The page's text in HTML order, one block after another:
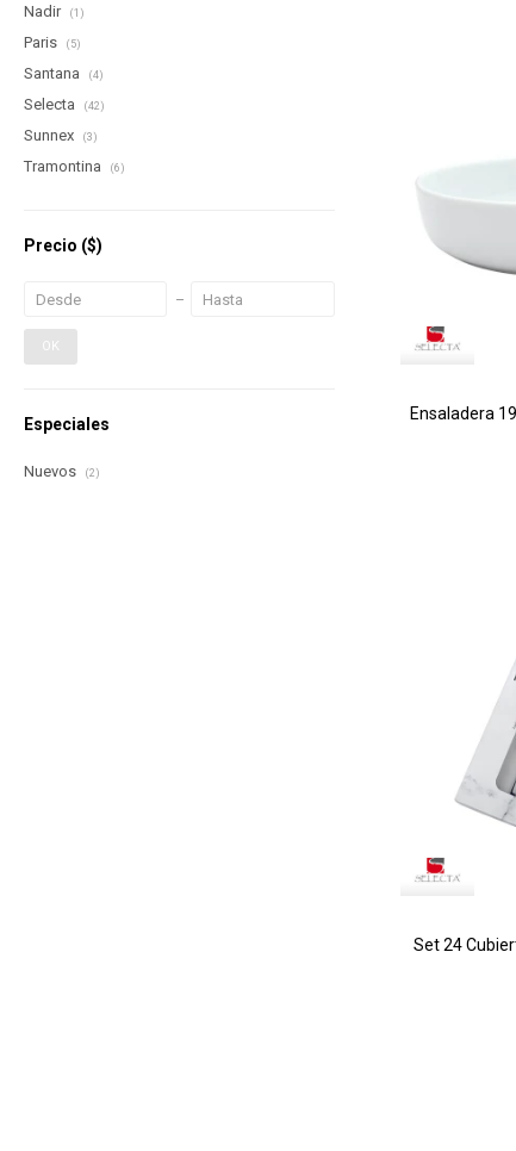
Ensaladera
Set 24
Nadir (1)
Paris (5)
Santana (4)
Selecta (42)
Sunnex (3)
Tramontina (6)
Precio ($)
OK
Especiales
Nuevos (2)